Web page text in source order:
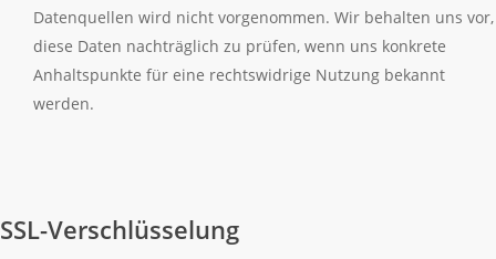
Datenquellen wird nicht vorgenommen. Wir behalten uns vor,
diese Daten nachträglich zu prüfen, wenn uns konkrete
Anhaltspunkte für eine rechtswidrige Nutzung bekannt
werden.
SSL-Verschlüsselung